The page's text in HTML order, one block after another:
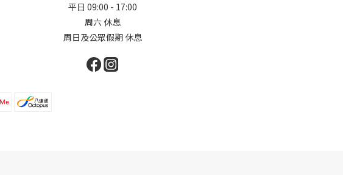
平日 09:00 - 17:00
周六 休息
周日及公眾假期 休息